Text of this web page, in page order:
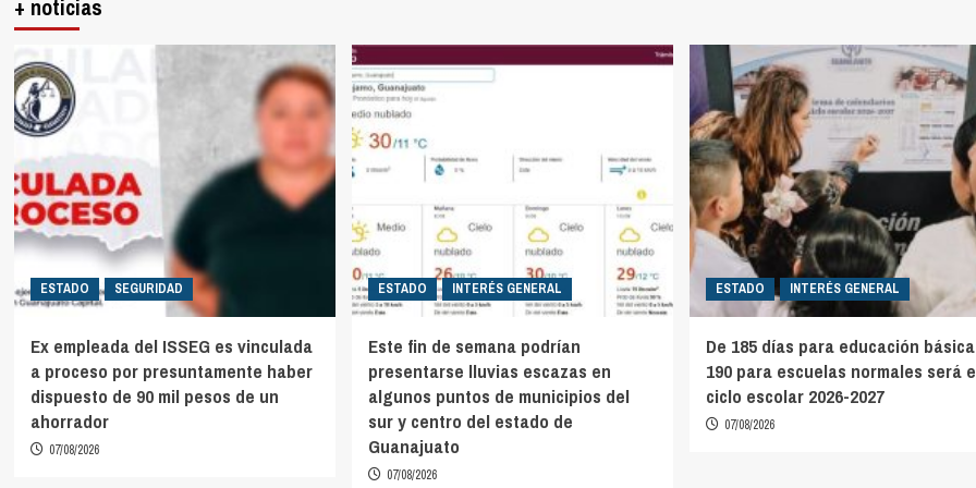
+ noticias
ESTADO SEGURIDAD
Ex empleada del ISSEG es vinculada
a proceso por presuntamente haber
dispuesto de 90 mil pesos de un
ahorrador
07/08/2026
ESTADO INTERÉS GENERAL
Este fin de semana podrían
presentarse lluvias escazas en
algunos puntos de municipios del
sur y centro del estado de
Guanajuato
07/08/2026
ESTADO INTERÉS GENERAL
De 185 días para educación
190 para escuelas normales será
ciclo escolar 2026-2027
07/08/2026